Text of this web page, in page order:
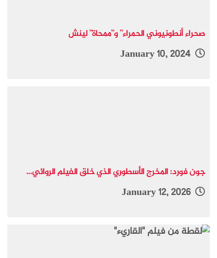
صحراء أنطونيوني الحمراء” و”ممحاة” لينش
جون فورد: المخرج الأسطوري الذي خلق الفيلم الروائي...
January 12, 2026